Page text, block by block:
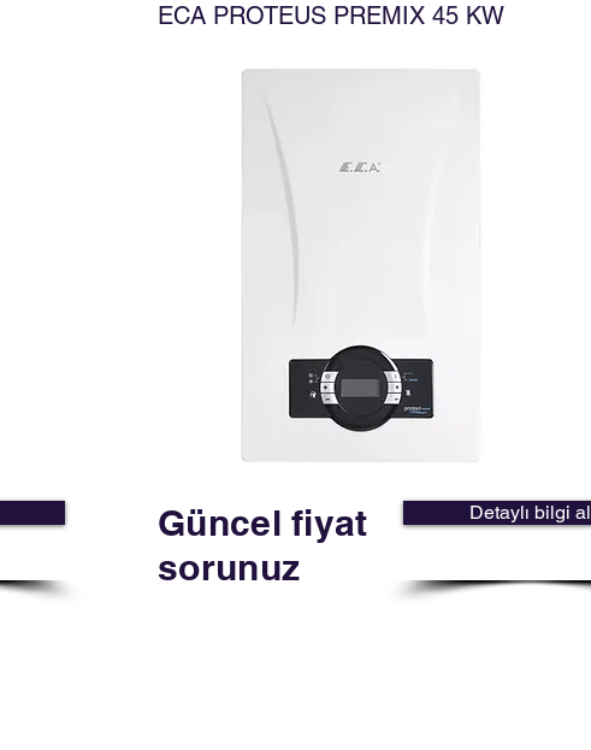
ECA PROTEUS PREMIX 45 KW
Güncel fiyat
sorunuz
Detaylı bilgi al